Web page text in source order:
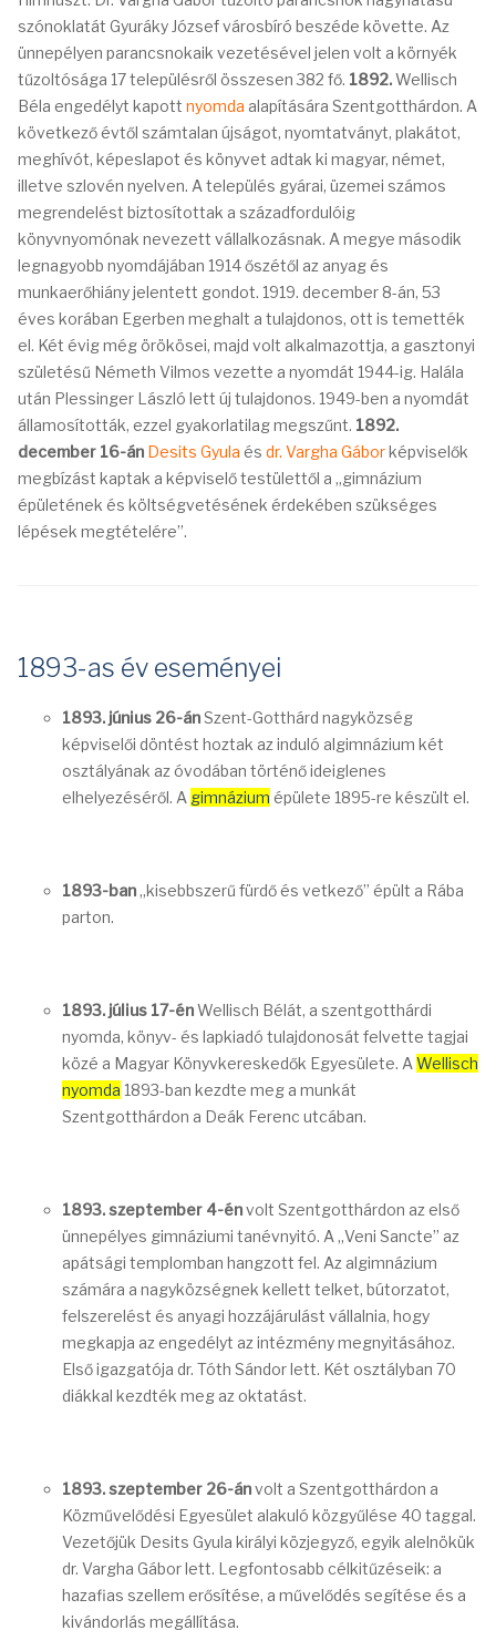
szónoklatát Gyuráky József városbíró beszéde követte. Az
ünnepélyen parancsnokaik vezetésével jelen volt a környék
tűzoltósága 17 településről összesen 382 fő. 1892.Wellisch
Béla engedélyt kapott nyomda alapítására Szentgotthárdon. A
következő évtől számtalan újságot, nyomtatványt, plakátot,
meghívót, képeslapot és könyvet adtak ki magyar, német,
illetve szlovén nyelven. A település gyárai, üzemei számos
megrendelést biztosítottak a századfordulóig
könyvnyomónak nevezett vállalkozásnak. A megye második
legnagyobb nyomdájában 1914 őszétől az anyag és
munkaerőhiány jelentett gondot. 1919. december 8-án, 53
éves korában Egerben meghalt a tulajdonos, ott is temették
el. Két évig még örökösei, majd volt alkalmazottja, a gasztonyi
születésű Németh Vilmos vezette a nyomdát 1944-ig. Halála
után Plessinger László lett új tulajdonos. 1949-ben a nyomdát
államosították, ezzel gyakorlatilag megszűnt. 1892.
december 16-án Desits Gyula és dr. Vargha Gáborképviselők
megbízást kaptak a képviselő testülettől a „gimnázium
épületének és költségvetésének érdekében szükséges
lépések megtételére”.
1893-as év eseményei
1893. június 26-ánSzent-Gotthárd nagyközség
képviselői döntést hoztak az induló algimnázium két
osztályának az óvodában történő ideiglenes
elhelyezéséről. A gimnázium épülete 1895-re készült el.
1893-ban „kisebbszerű fürdő és vetkező” épült a Rába
parton.
1893. július 17-énWellisch Bélát, a szentgotthárdi
nyomda, könyv- és lapkiadó tulajdonosát felvette tagjai
közé a Magyar Könyvkereskedők Egyesülete. A Wellisch
nyomda 1893-ban kezdte meg a munkát
Szentgotthárdon a Deák Ferenc utcában.
1893. szeptember 4-énvolt Szentgotthárdon az első
ünnepélyes gimnáziumi tanévnyitó. A „Veni Sancte” az
apátsági templomban hangzott fel. Az algimnázium
számára a nagyközségnek kellett telket, bútorzatot,
felszerelést és anyagi hozzájárulást vállalnia, hogy
megkapja az engedélyt az intézmény megnyitásához.
Első igazgatója dr. Tóth Sándor lett. Két osztályban 70
diákkal kezdték meg az oktatást.
1893. szeptember 26-ánvolt a Szentgotthárdon a
Közművelődési Egyesület alakuló közgyűlése 40 taggal.
Vezetőjük Desits Gyula királyi közjegyző, egyik alelnökük
dr. Vargha Gábor lett. Legfontosabb célkitűzéseik: a
hazafias szellem erősítése, a művelődés segítése és a
kivándorlás megállítása.